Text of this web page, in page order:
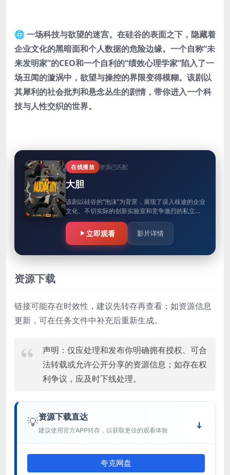
🌐 一场科技与欲望的迷宫。在硅谷的表面之下，隐藏着
企业文化的黑暗面和个人数据的危险边缘。一个自称“未
来发明家”的CEO和一个自利的“绩效心理学家”陷入了一
场丑闻的漩涡中，欲望与操控的界限变得模糊。该剧以
其犀利的社会批判和悬念丛生的剧情，带你进入一个科
技与人性交织的世界。
在线播放 资源已匹配
大胆
该剧以硅谷的“泡沫”为背景，展现了误入歧途的企业
文化、不切实际的创新实验室和竞争激烈的私立高
中。故事围绕着一位自诩为“未来发明家”的科技公司
CEO和他那位自私自…
立即观看 影片详情
资源下载
链接可能存在时效性，建议先转存再查看；如资源信息
更新，可在任务文件中补充后重新生成。
声明：仅应处理和发布你明确拥有授权、可合
法转载或允许公开分享的资源信息；如存在权
利争议，应及时下线处理。
💡资源下载直达
建议使用官方APP转存，以获取更佳的观看体验
夸克网盘